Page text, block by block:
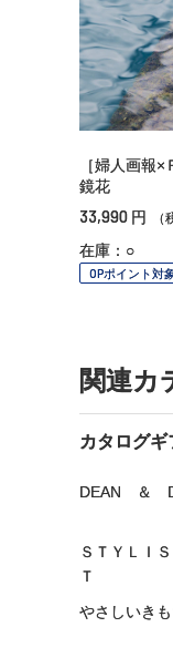
［婦人画報
鏡花
33,990 円 （
在庫：○
OPポイント対
関連カ
カタログギ
DEAN ＆
ＳＴＹＬＩ
Ｔ
やさしいき